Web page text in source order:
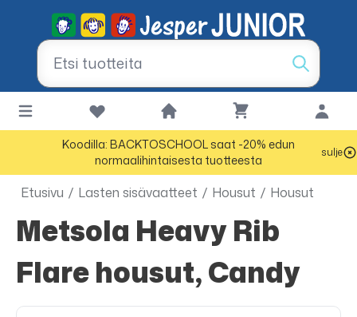
Koodilla: BACKTOSCHOOL saat -20% edun
normaalihintaisesta tuotteesta
sulje
Etusivu / Lasten sisävaatteet / Housut / Housut
Metsola Heavy Rib
Flare housut, Candy